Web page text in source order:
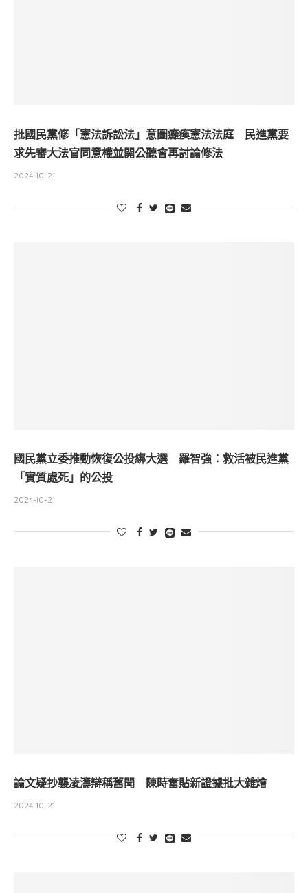
批國民黨修「憲法訴訟法」意圖癱瘓憲法法庭 民進黨要
求先審大法官同意權並開公聽會再討論修法
2024-10-21
國民黨立委推動恢復公投綁大選 羅智強：救活被民進黨
「實質處死」的公投
2024-10-21
論文疑抄襲凌濤辯稱舊聞 陳時奮貼新證據批大雜燴
2024-10-21